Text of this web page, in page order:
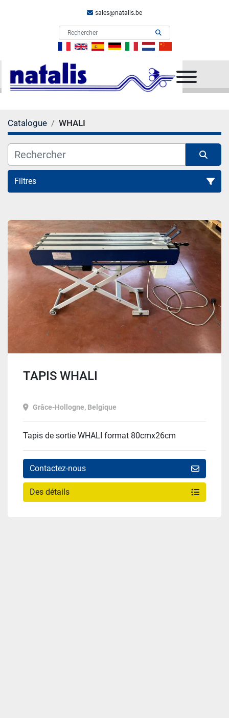
sales@natalis.be
Catalogue WHALI
Filtres
Trier par
TAPIS WHALI
Grâce-Hollogne, Belgique
Tapis de sortie WHALI format 80cmx26cm
Contactez-nous
Des détails